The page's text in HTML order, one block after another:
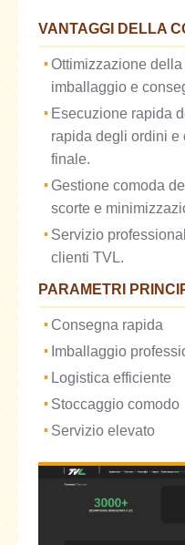
VANTAGGI DELLA
Ottimizzazione
imballaggio e
Esecuzione rapida
rapida degli ordini e
finale.
Gestione comoda
scorte e
Servizio
clienti TVL.
PARAMETRI
Consegna rapida
Imballaggio
Logistica efficiente
Stoccaggio comodo
Servizio elevato